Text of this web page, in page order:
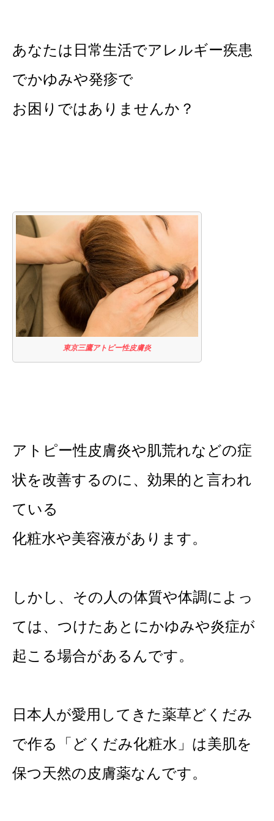
あなたは日常生活でアレルギー疾患
でかゆみや発疹で
お困りではありませんか？
東京三鷹アトピー性皮膚炎
アトピー性皮膚炎や肌荒れなどの症
状を改善するのに、効果的と言われ
ている
化粧水や美容液があります。
しかし、その人の体質や体調によっ
ては、つけたあとにかゆみや炎症が
起こる場合があるんです。
日本人が愛用してきた薬草どくだみ
で作る「どくだみ化粧水」は美肌を
保つ天然の皮膚薬なんです。